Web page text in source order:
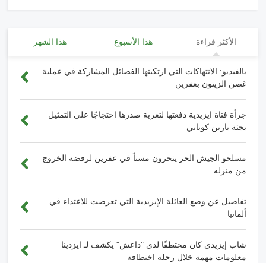
الأكثر قراءة هذا الأسبوع هذا الشهر
بالفيديو: الانتهاكات التي ارتكبتها الفصائل المشاركة في عملية
غصن الزيتون بعفرين
جرأة فتاة ايزيدية دفعتها لتعرية صدرها احتجاجًا على التمثيل
بجثة بارين كوباني
مسلحو الجيش الحر ينحرون مسناً في عفرين لرفضه الخروج
من منزله
تفاصيل عن وضع العائلة الإيزيدية التي تعرضت للاعتداء في
ألمانيا
شاب إيزيدي كان مختطفًا لدى "داعش" يكشف لـ ايزدينا
معلومات مهمة خلال رحلة اختطافه